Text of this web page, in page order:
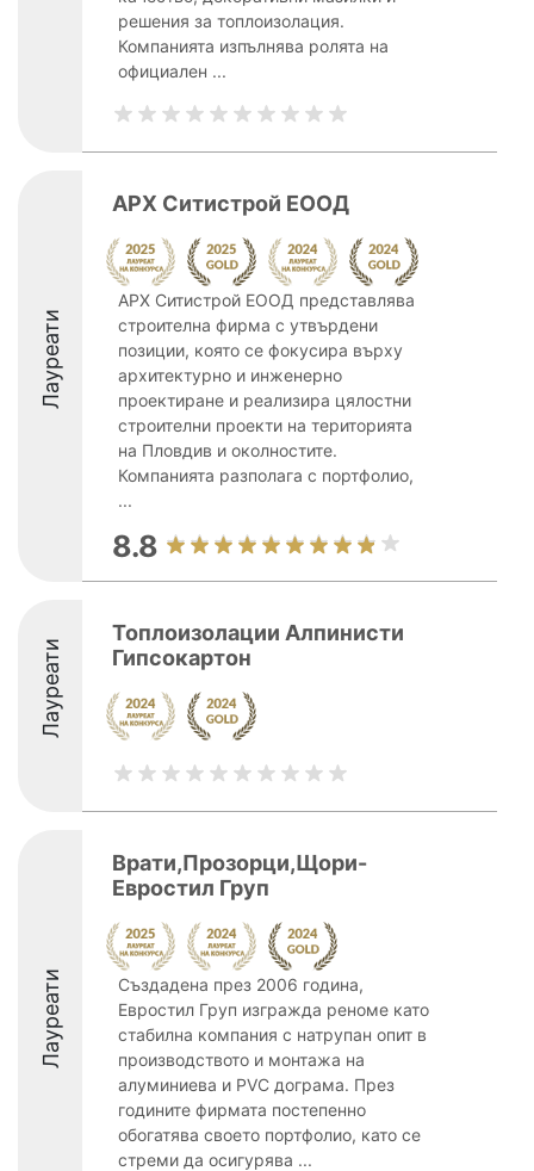
решения за топлоизолация.
Компанията изпълнява ролята на
официален ...
Лауреати
АРХ Ситистрой ЕООД
АРХ Ситистрой ЕООД представлява
строителна фирма с утвърдени
позиции, която се фокусира върху
архитектурно и инженерно
проектиране и реализира цялостни
строителни проекти на територията
на Пловдив и околностите.
Компанията разполага с портфолио,
...
8.8
Лауреати
Топлоизолации Алпинисти
Гипсокартон
Лауреати
Врати,Прозорци,Щори-
Евростил Груп
Създадена през 2006 година,
Евростил Груп изгражда реноме като
стабилна компания с натрупан опит в
производството и монтажа на
алуминиева и PVC дограма. През
годините фирмата постепенно
обогатява своето портфолио, като се
стреми да осигурява ...